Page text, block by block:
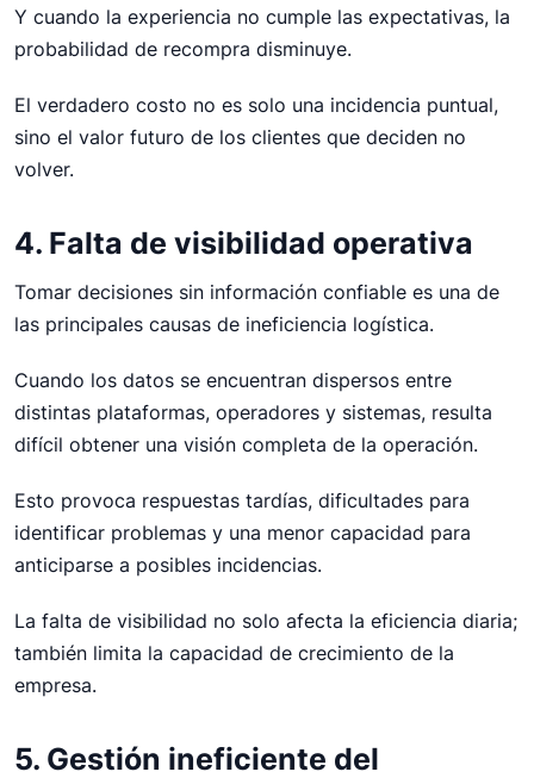
Y cuando la experiencia no cumple las expectativas, la
probabilidad de recompra disminuye.
El verdadero costo no es solo una incidencia puntual,
sino el valor futuro de los clientes que deciden no
volver.
4. Falta de visibilidad operativa
Tomar decisiones sin información confiable es una de
las principales causas de ineficiencia logística.
Cuando los datos se encuentran dispersos entre
distintas plataformas, operadores y sistemas, resulta
difícil obtener una visión completa de la operación.
Esto provoca respuestas tardías, dificultades para
identificar problemas y una menor capacidad para
anticiparse a posibles incidencias.
La falta de visibilidad no solo afecta la eficiencia diaria;
también limita la capacidad de crecimiento de la
empresa.
5. Gestión ineficiente del